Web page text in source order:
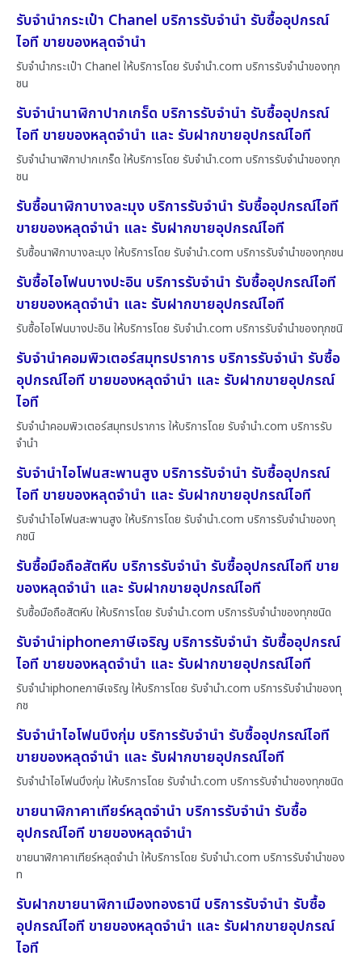
รับจำนำกระเป๋า Chanel บริการรับจำนำ รับซื้ออุปกรณ์
ไอที ขายของหลุดจำนำ
รับจำนำกระเป๋า Chanel ให้บริการโดย รับจํานํา.com บริการรับจำนำของทุก
ชน
รับจำนำนาฬิกาปากเกร็ด บริการรับจำนำ รับซื้ออุปกรณ์
ไอที ขายของหลุดจำนำ และ รับฝากขายอุปกรณ์ไอที
รับจำนำนาฬิกาปากเกร็ด ให้บริการโดย รับจํานํา.com บริการรับจำนำของทุก
ชน
รับซื้อนาฬิกาบางละมุง บริการรับจำนำ รับซื้ออุปกรณ์ไอที
ขายของหลุดจำนำ และ รับฝากขายอุปกรณ์ไอที
รับซื้อนาฬิกาบางละมุง ให้บริการโดย รับจํานํา.com บริการรับจำนำของทุกชน
รับซื้อไอโฟนบางปะอิน บริการรับจำนำ รับซื้ออุปกรณ์ไอที
ขายของหลุดจำนำ และ รับฝากขายอุปกรณ์ไอที
รับซื้อไอโฟนบางปะอิน ให้บริการโดย รับจํานํา.com บริการรับจำนำของทุกชนิ
รับจำนำคอมพิวเตอร์สมุทรปราการ บริการรับจำนำ รับซื้อ
อุปกรณ์ไอที ขายของหลุดจำนำ และ รับฝากขายอุปกรณ์
ไอที
รับจำนำคอมพิวเตอร์สมุทรปราการ ให้บริการโดย รับจํานํา.com บริการรับ
จำนำ
รับจำนำไอโฟนสะพานสูง บริการรับจำนำ รับซื้ออุปกรณ์
ไอที ขายของหลุดจำนำ และ รับฝากขายอุปกรณ์ไอที
รับจำนำไอโฟนสะพานสูง ให้บริการโดย รับจํานํา.com บริการรับจำนำของทุ
กชนิ
รับซื้อมือถือสัตหีบ บริการรับจำนำ รับซื้ออุปกรณ์ไอที ขาย
ของหลุดจำนำ และ รับฝากขายอุปกรณ์ไอที
รับซื้อมือถือสัตหีบ ให้บริการโดย รับจํานํา.com บริการรับจำนำของทุกชนิด
รับจำนำiphoneภาษีเจริญ บริการรับจำนำ รับซื้ออุปกรณ์
ไอที ขายของหลุดจำนำ และ รับฝากขายอุปกรณ์ไอที
รับจำนำiphoneภาษีเจริญ ให้บริการโดย รับจํานํา.com บริการรับจำนำของทุ
กช
รับจำนำไอโฟนบึงกุ่ม บริการรับจำนำ รับซื้ออุปกรณ์ไอที
ขายของหลุดจำนำ และ รับฝากขายอุปกรณ์ไอที
รับจำนำไอโฟนบึงกุ่ม ให้บริการโดย รับจํานํา.com บริการรับจำนำของทุกชนิด
ขายนาฬิกาคาเทียร์หลุดจำนำ บริการรับจำนำ รับซื้อ
อุปกรณ์ไอที ขายของหลุดจำนำ
ขายนาฬิกาคาเทียร์หลุดจำนำ ให้บริการโดย รับจํานํา.com บริการรับจำนำของ
ท
รับฝากขายนาฬิกาเมืองทองธานี บริการรับจำนำ รับซื้อ
อุปกรณ์ไอที ขายของหลุดจำนำ และ รับฝากขายอุปกรณ์
ไอที